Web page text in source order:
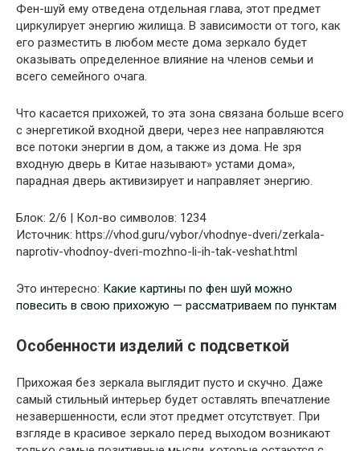
Фен-шуй ему отведена отдельная глава, этот предмет
циркулирует энергию жилища. В зависимости от того, как
его разместить в любом месте дома зеркало будет
оказывать определенное влияние на членов семьи и
всего семейного очага.
Что касается прихожей, то эта зона связана больше всего
с энергетикой входной двери, через нее направляются
все потоки энергии в дом, а также из дома. Не зря
входную дверь в Китае называют» устами дома»,
парадная дверь активизирует и направляет энергию.
Блок: 2/6 | Кол-во символов: 1234
Источник: https://vhod.guru/vybor/vhodnye-dveri/zerkala-
naprotiv-vhodnoy-dveri-mozhno-li-ih-tak-veshat.html
Это интересно: Какие картины по фен шуй можно
повесить в свою прихожую — рассматриваем по пунктам
Особенности изделий с подсветкой
Прихожая без зеркала выглядит пусто и скучно. Даже
самый стильный интерьер будет оставлять впечатление
незавершенности, если этот предмет отсутствует. При
взгляде в красивое зеркало перед выходом возникают